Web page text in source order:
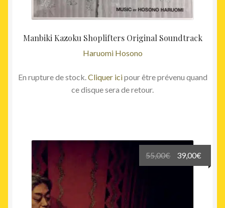
Manbiki Kazoku Shoplifters Original Soundtrack
Haruomi Hosono
En rupture de stock.Cliquer icipour être prévenu quand
ce disque sera de retour.
55,00€
Le
prix
39,00€
prix